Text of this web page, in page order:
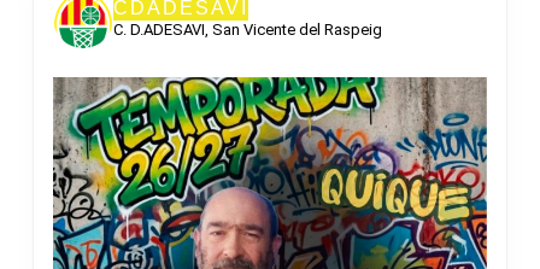
CDADESAVI
C. D.ADESAVI, San Vicente del Raspeig